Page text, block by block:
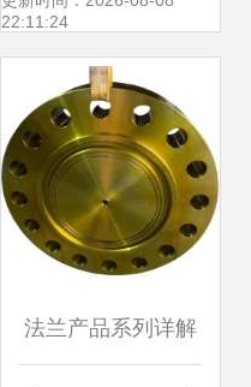
22:11:24
法兰产品系列详解